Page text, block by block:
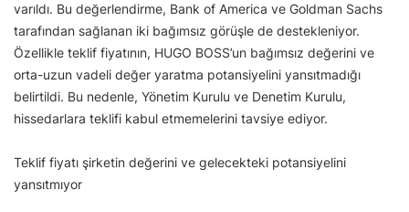
varıldı. Bu değerlendirme, Bank of America ve Goldman Sachs
tarafından sağlanan iki bağımsız görüşle de destekleniyor.
Özellikle teklif fiyatının, HUGO BOSS’un bağımsız değerini ve
orta-uzun vadeli değer yaratma potansiyelini yansıtmadığı
belirtildi. Bu nedenle, Yönetim Kurulu ve Denetim Kurulu,
hissedarlara teklifi kabul etmemelerini tavsiye ediyor.
Teklif fiyatı şirketin değerini ve gelecekteki potansiyelini
yansıtmıyor